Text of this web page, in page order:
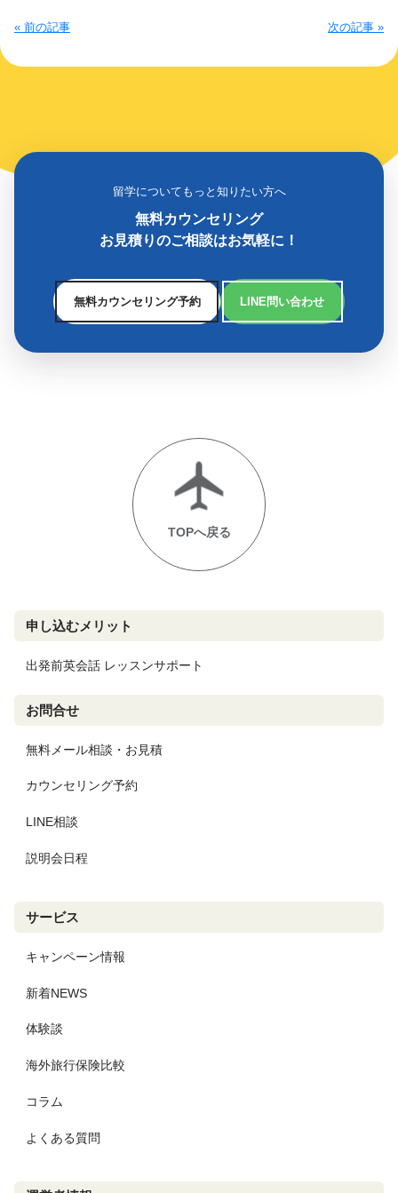
« 前の記事 次の記事 »
留学についてもっと知りたい方へ
無料カウンセリング
お見積りのご相談はお気軽に！
無料カウンセリング予約 LINE問い合わせ
TOPへ戻る
申し込むメリット
出発前英会話 レッスンサポート
お問合せ
無料メール相談・お見積
カウンセリング予約
LINE相談
説明会日程
サービス
キャンペーン情報
新着NEWS
体験談
海外旅行保険比較
コラム
よくある質問